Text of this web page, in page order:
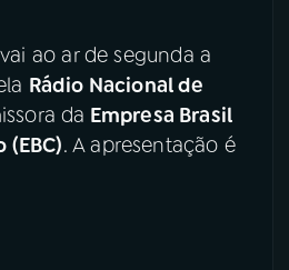
ao ar de segunda a
Rádio Nacional de
da Empresa Brasil
. A apresentação é